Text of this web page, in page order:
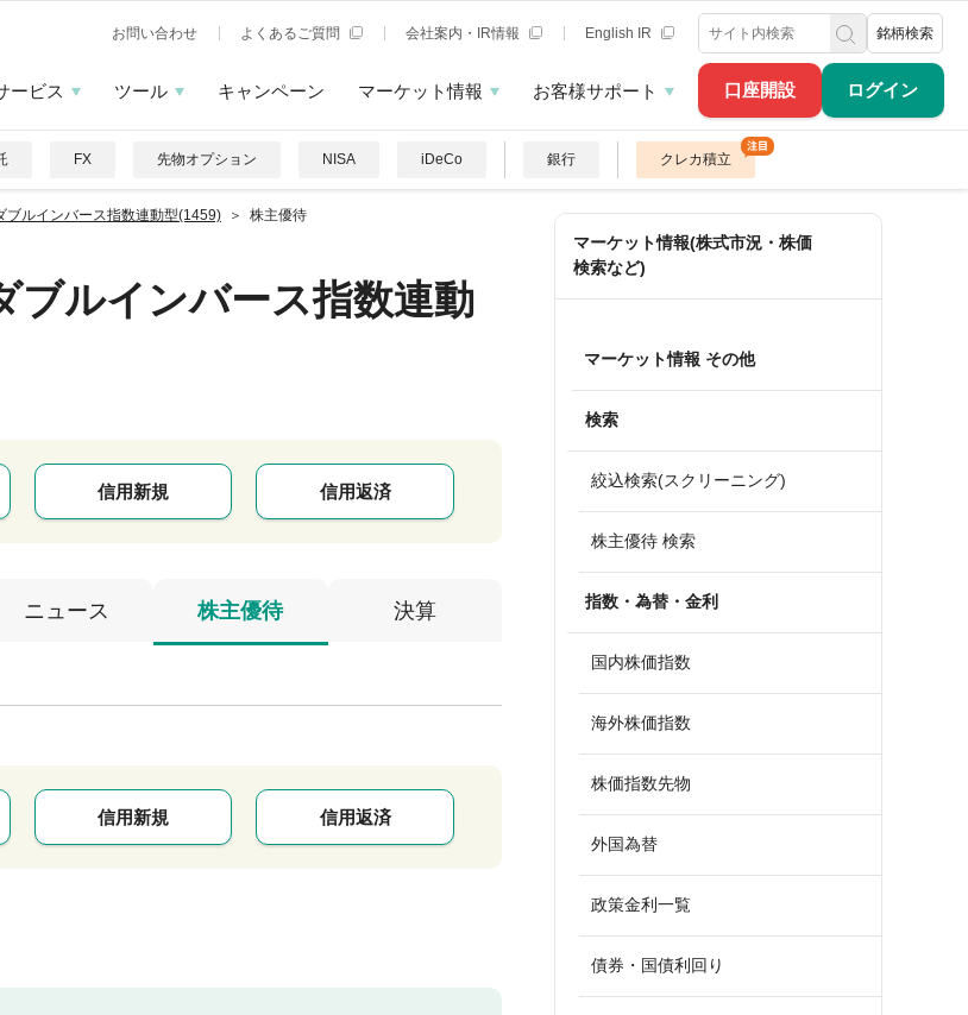
口座開設 ログイン
お問い合わせ よくあるご質問 会社案内・IR情報 English IR 銘柄検索
ービス ツール キャンペーン マーケット情報 お客様サポート
FX 先物オプション NISA iDeCo 銀行 クレカ積立
ブルインバース指数連動型(1459) 株主優待
ブルインバース指数連動
信用新規 信用返済
ニュース 株主優待 決算
信用新規 信用返済
マーケット情報(株式市況・株価
検索など)
マーケット情報 その他
検索
絞込検索(スクリーニング)
株主優待 検索
指数・為替・金利
国内株価指数
海外株価指数
株価指数先物
外国為替
政策金利一覧
債券・国債利回り